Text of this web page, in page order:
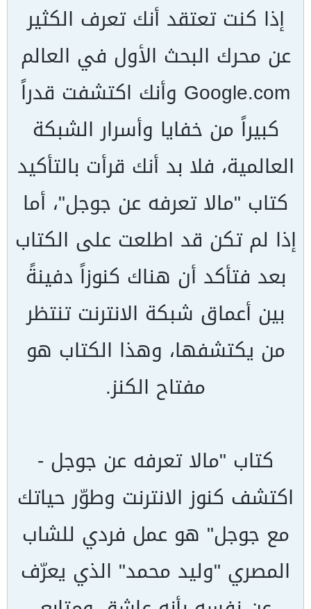
إذا كنت تعتقد أنك تعرف الكثير
عن محرك البحث الأول في العالم
Google.com وأنك اكتشفت قدراً
كبيراً من خفايا وأسرار الشبكة
العالمية، فلا بد أنك قرأت بالتأكيد
كتاب "مالا تعرفه عن جوجل"، أما
إذا لم تكن قد اطلعت على الكتاب
بعد فتأكد أن هناك كنوزاً دفينةً
بين أعماق شبكة الانترنت تنتظر
من يكتشفها، وهذا الكتاب هو
مفتاح الكنز.
كتاب "مالا تعرفه عن جوجل -
اكتشف كنوز الانترنت وطوّر حياتك
مع جوجل" هو عمل فردي للشاب
المصري "وليد محمد" الذي يعرّف